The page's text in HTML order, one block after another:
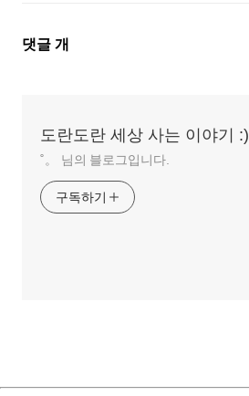
댓
댓글 개
도란도란 세상 사는 이야기 :)
˚。 님의 블로그입니다.
구독하기